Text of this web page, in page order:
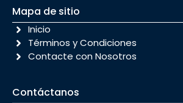
Mapa de sitio
Inicio
Términos y Condiciones
Contacte con Nosotros
Contáctanos